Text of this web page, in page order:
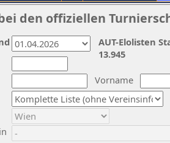
den offiziellen
Vorname
AUT-Elolisten
13.945